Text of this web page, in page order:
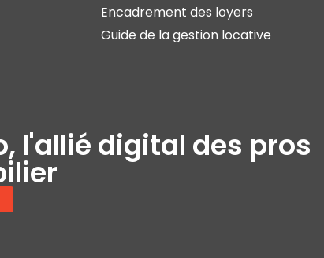
Encadrement des loyers
Guide de la gestion locative
l'allié digital des pros